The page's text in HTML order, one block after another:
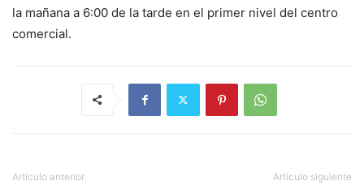
la mañana a 6:00 de la tarde en el primer nivel del centro
comercial.
Artículo anterior Artículo siguiente